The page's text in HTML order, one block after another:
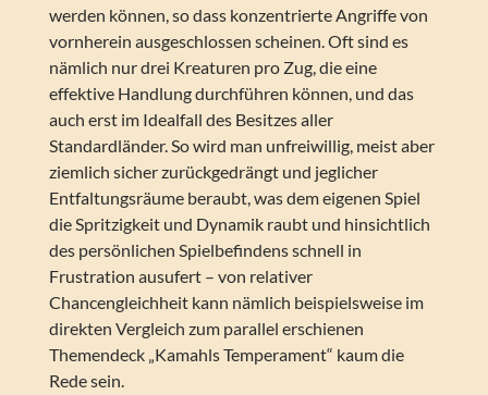
werden können, so dass konzentrierte Angriffe von
vornherein ausgeschlossen scheinen. Oft sind es
nämlich nur drei Kreaturen pro Zug, die eine
effektive Handlung durchführen können, und das
auch erst im Idealfall des Besitzes aller
Standardländer. So wird man unfreiwillig, meist aber
ziemlich sicher zurückgedrängt und jeglicher
Entfaltungsräume beraubt, was dem eigenen Spiel
die Spritzigkeit und Dynamik raubt und hinsichtlich
des persönlichen Spielbefindens schnell in
Frustration ausufert – von relativer
Chancengleichheit kann nämlich beispielsweise im
direkten Vergleich zum parallel erschienen
Themendeck „Kamahls Temperament“ kaum die
Rede sein.